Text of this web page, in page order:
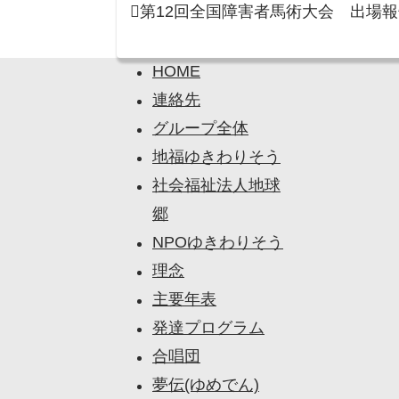
第12回全国障害者馬術大会 出場
HOME
連絡先
グループ全体
地福ゆきわりそう
社会福祉法人地球
郷
NPOゆきわりそう
理念
主要年表
発達プログラム
合唱団
夢伝(ゆめでん)